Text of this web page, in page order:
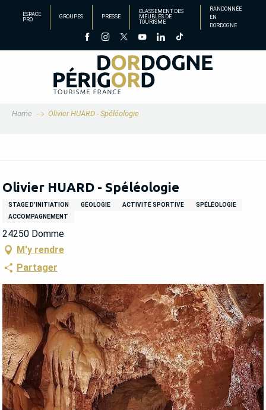
principal
ESPACE
PRO
GROUPES PRESSE
CLASSEMENT DES
MEUBLÉS DE
TOURISME
RANDONNÉE
EN
DORDOGNE
Home Olivier HUARD - Spéléologie
Olivier HUARD - Spéléologie
STAGE D’INITIATION GÉOLOGIE ACTIVITÉ SPORTIVE
SPÉLÉOLOGIE
ACCOMPAGNEMENT
24250 Domme
M'y rendre
Partager